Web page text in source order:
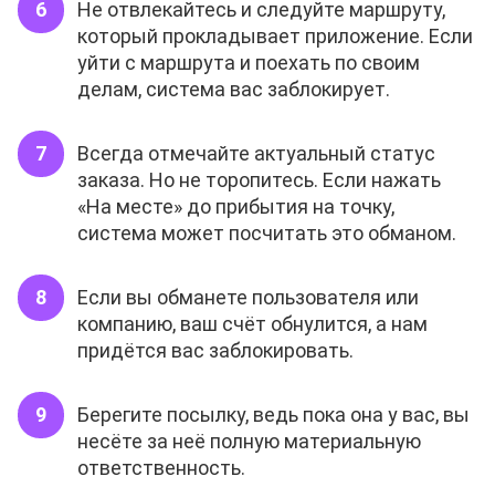
Не отвлекайтесь и следуйте маршруту,
который прокладывает приложение. Если
уйти с маршрута и поехать по своим
делам, система вас заблокирует.
Всегда отмечайте актуальный статус
заказа. Но не торопитесь. Если нажать
«На месте» до прибытия на точку,
система может посчитать это обманом.
Если вы обманете пользователя или
компанию, ваш счёт обнулится, а нам
придётся вас заблокировать.
Берегите посылку, ведь пока она у вас, вы
несёте за неё полную материальную
ответственность.